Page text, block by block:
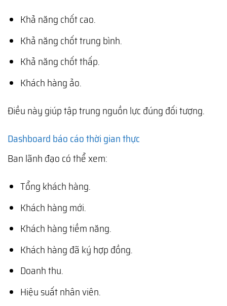
Khả năng chốt cao.
Khả năng chốt trung bình.
Khả năng chốt thấp.
Khách hàng ảo.
Điều này giúp tập trung nguồn lực đúng đối tượng.
Dashboard báo cáo thời gian thực
Ban lãnh đạo có thể xem:
Tổng khách hàng.
Khách hàng mới.
Khách hàng tiềm năng.
Khách hàng đã ký hợp đồng.
Doanh thu.
Hiệu suất nhân viên.